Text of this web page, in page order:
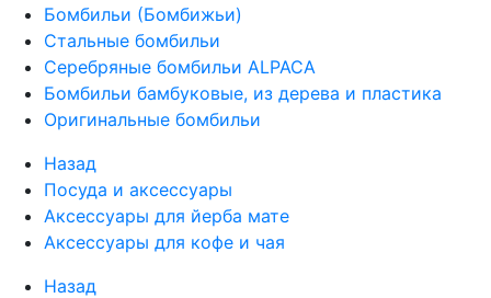
Бомбильи (Бомбижьи)
Стальные бомбильи
Серебряные бомбильи ALPACA
Бомбильи бамбуковые, из дерева и пластика
Оригинальные бомбильи
Назад
Посуда и аксессуары
Аксессуары для йерба мате
Аксессуары для кофе и чая
Назад